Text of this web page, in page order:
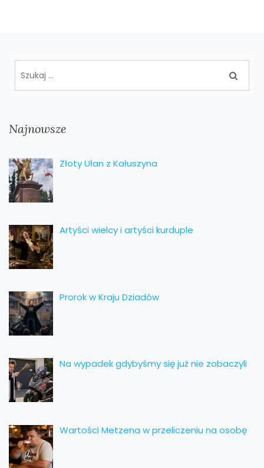
Najnowsze
Złoty Ułan z Kałuszyna
Artyści wielcy i artyści kurduple
Prorok w Kraju Dziadów
Na wypadek gdybyśmy się już nie zobaczyli
Wartości Metzena w przeliczeniu na osobę